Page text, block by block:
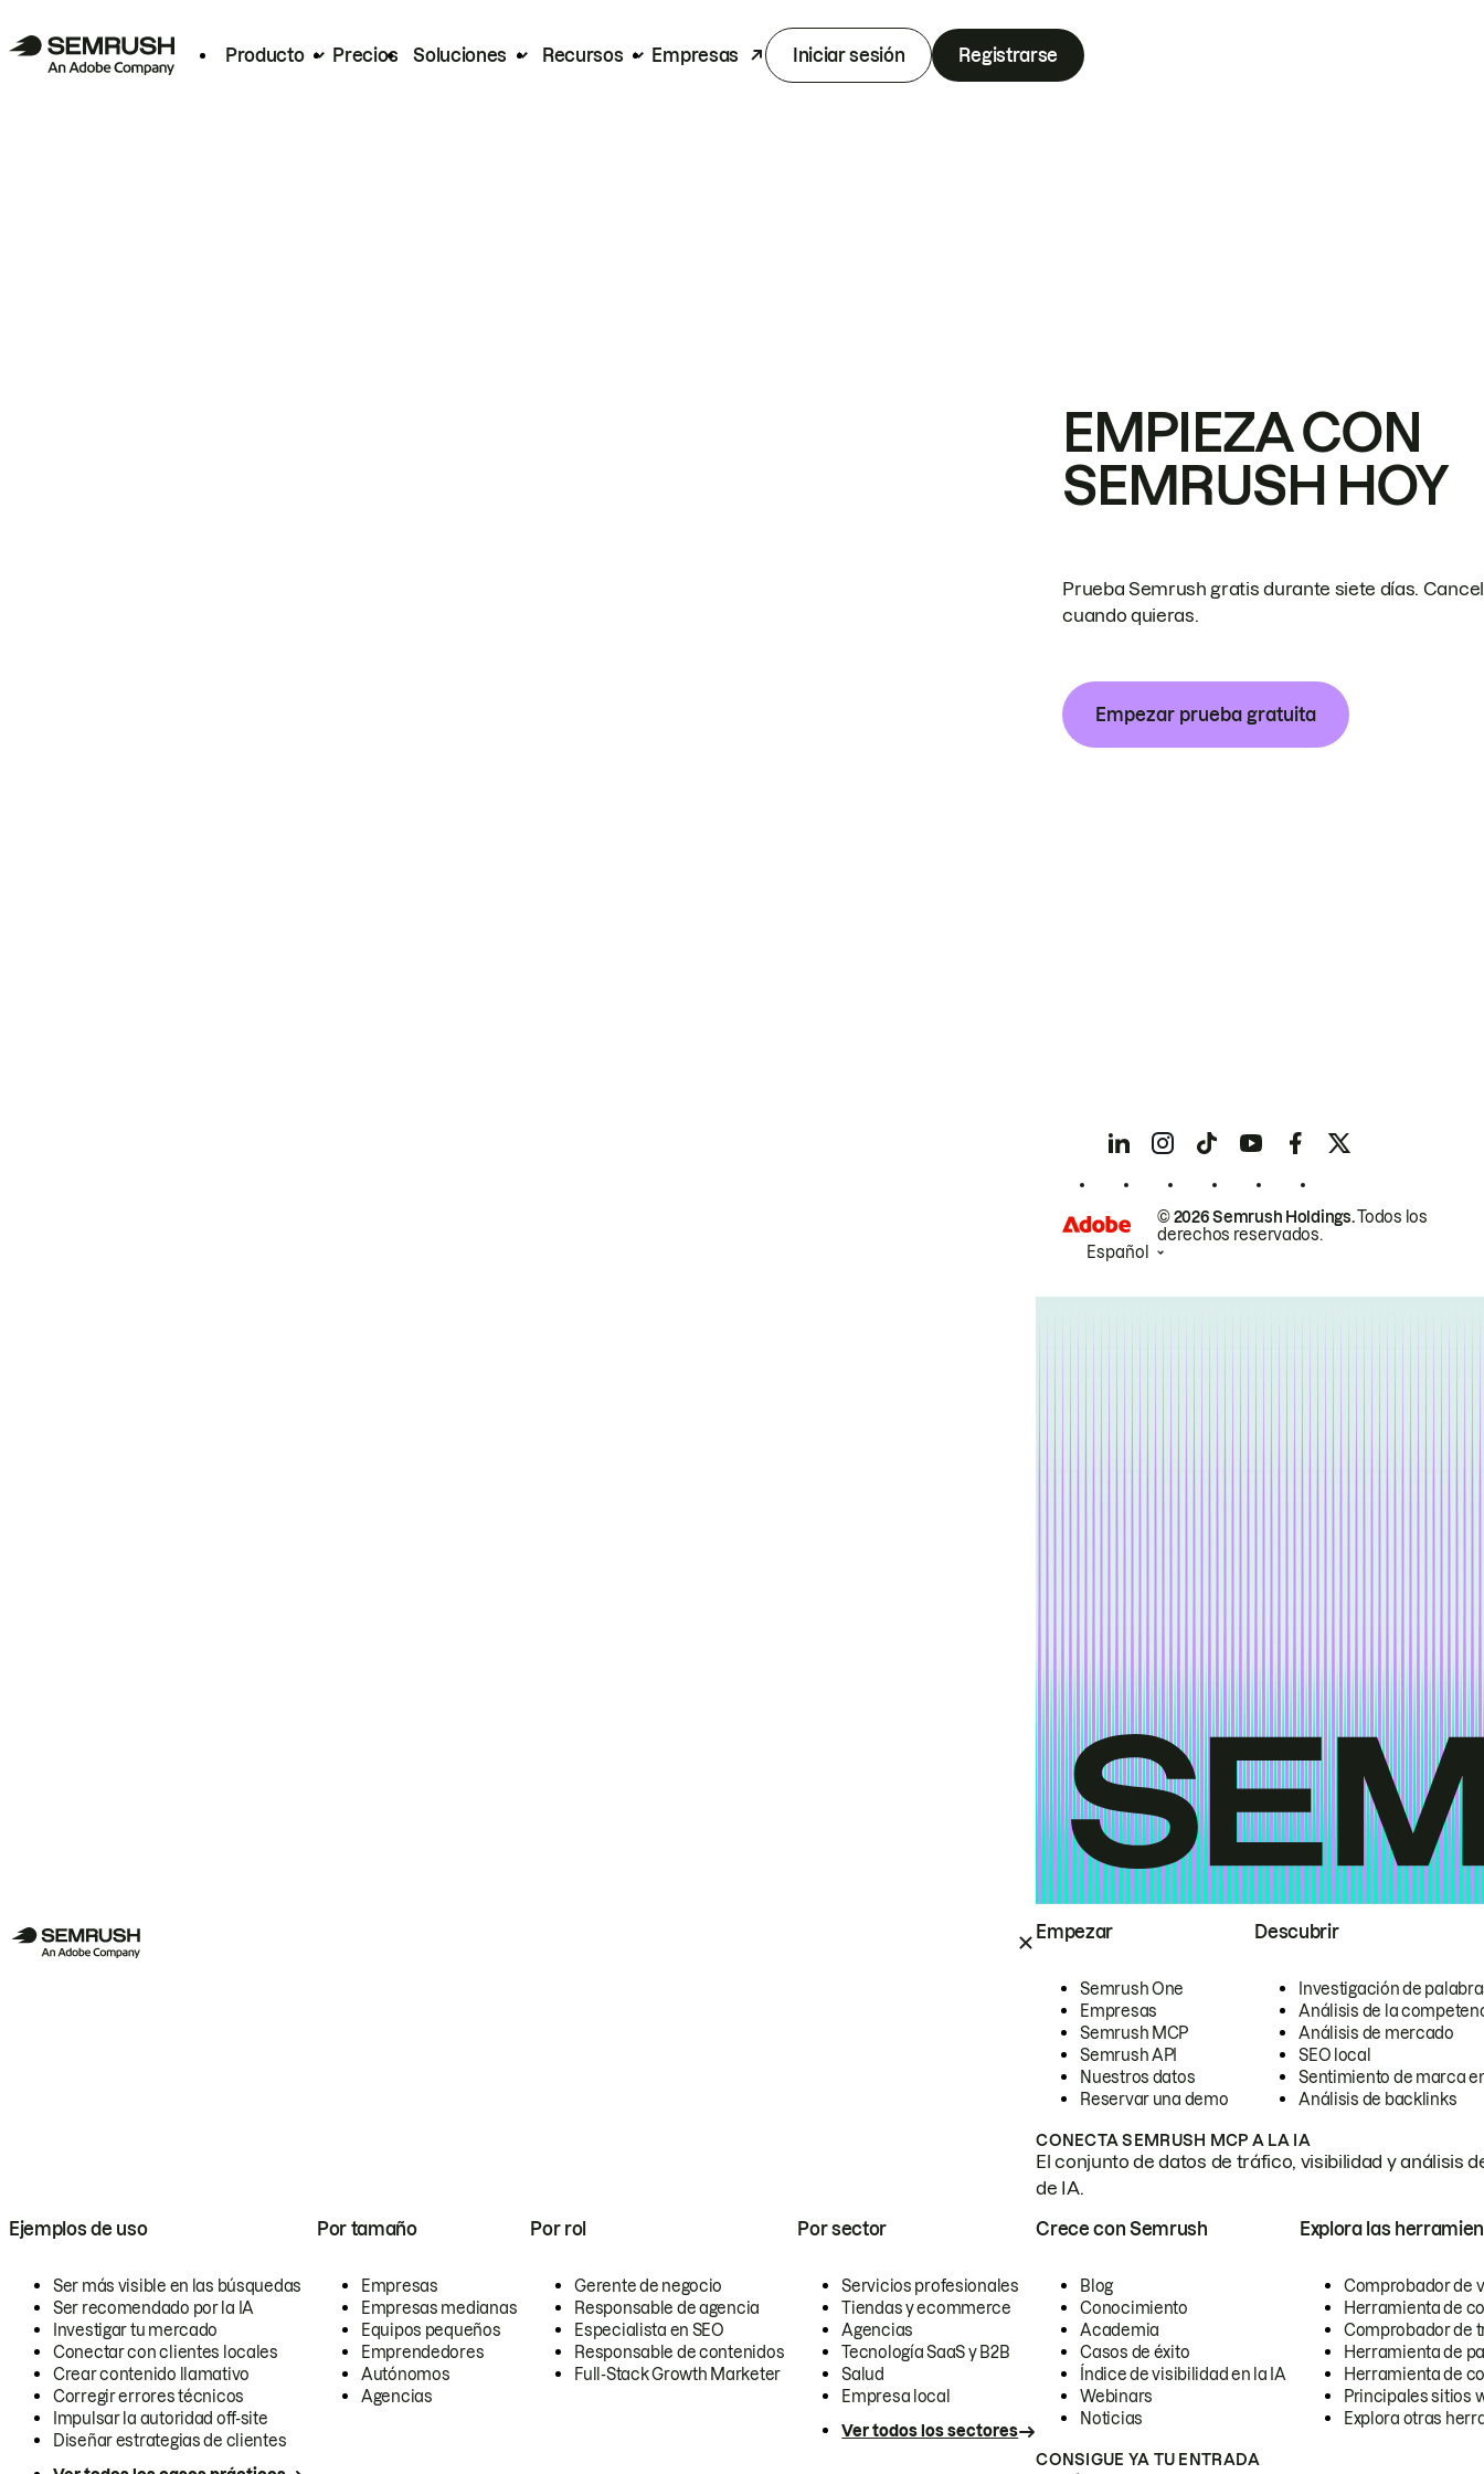
Producto Precios Soluciones Recursos Empresas Iniciar sesión Registrarse
Empezar
Semrush One
Empresas
Semrush MCP
Semrush API
Nuestros datos
Reservar una demo
Descubrir
Investigación de
Análisis de la
Análisis de mercado
SEO local
Sentimiento de marca
Análisis de backlinks
CONECTA SEMRUSH MCP A LA IA
El conjunto de datos de tráfico, visibilidad y análisis
de IA.
Ejemplos de uso
Ser más visible en las búsquedas
Ser recomendado por la IA
Investigar tu mercado
Conectar con clientes locales
Crear contenido llamativo
Corregir errores técnicos
Impulsar la autoridad off-site
Diseñar estrategias de clientes
Por tamaño
Empresas
Empresas medianas
Equipos pequeños
Emprendedores
Autónomos
Agencias
Por rol
Gerente de negocio
Responsable de agencia
Especialista en SEO
Responsable de contenidos
Full-Stack Growth Marketer
Por sector
Servicios profesionales
Tiendas y ecommerce
Agencias
Tecnología SaaS y B2B
Salud
Empresa local
Ver todos los sectores
Crece con Semrush
Blog
Conocimiento
Academia
Casos de éxito
Índice de visibilidad en la IA
Webinars
Noticias
Explora las
Comprobador de
Herramienta de
Comprobador de
Herramienta de
Herramienta de
Principales sitios
Explora otras
CONSIGUE YA TU ENTRADA
EMPIEZA CON
SEMRUSH HOY
Prueba Semrush gratis durante siete días.
cuando quieras.
Empezar prueba gratuita
© 2026 Semrush Holdings.Todos los
derechos reservados.
Español